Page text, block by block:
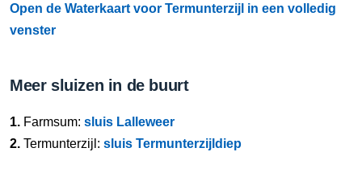
Open de Waterkaart voor Termunterzijl in een volledig
venster
Meer sluizen in de buurt
1. Farmsum: sluis Lalleweer
2. Termunterzijl: sluis Termunterzijldiep